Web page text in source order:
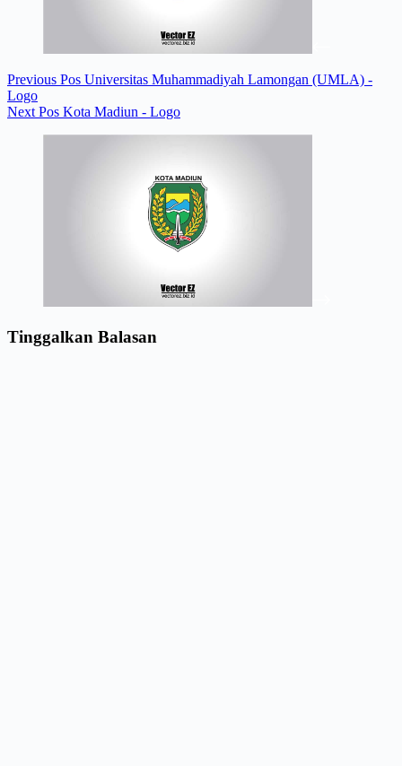
Previous Pos Universitas Muhammadiyah Lamongan (UMLA) -
Logo
Next Pos Kota Madiun - Logo
Tinggalkan Balasan